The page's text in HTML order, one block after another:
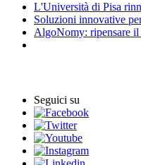
L'Università di Pisa
Soluzioni innovative
AlgoNomy: ripensare
Seguici su